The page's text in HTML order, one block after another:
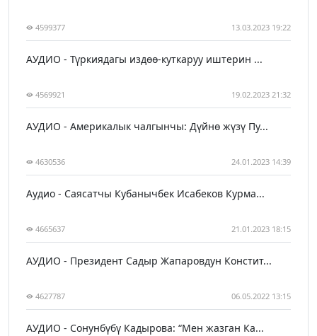
4599377 13.03.2023 19:22
АУДИО - Түркиядагы издөө-куткаруу иштерин ...
4569921 19.02.2023 21:32
АУДИО - Америкалык чалгынчы: Дүйнө жүзү Пу...
4630536 24.01.2023 14:39
Аудио - Саясатчы Кубанычбек Исабеков Курма...
4665637 21.01.2023 18:15
АУДИО - Президент Садыр Жапаровдун Констит...
4627787 06.05.2022 13:15
АУДИО - Сонунбүбү Кадырова: “Мен жазган Ка...